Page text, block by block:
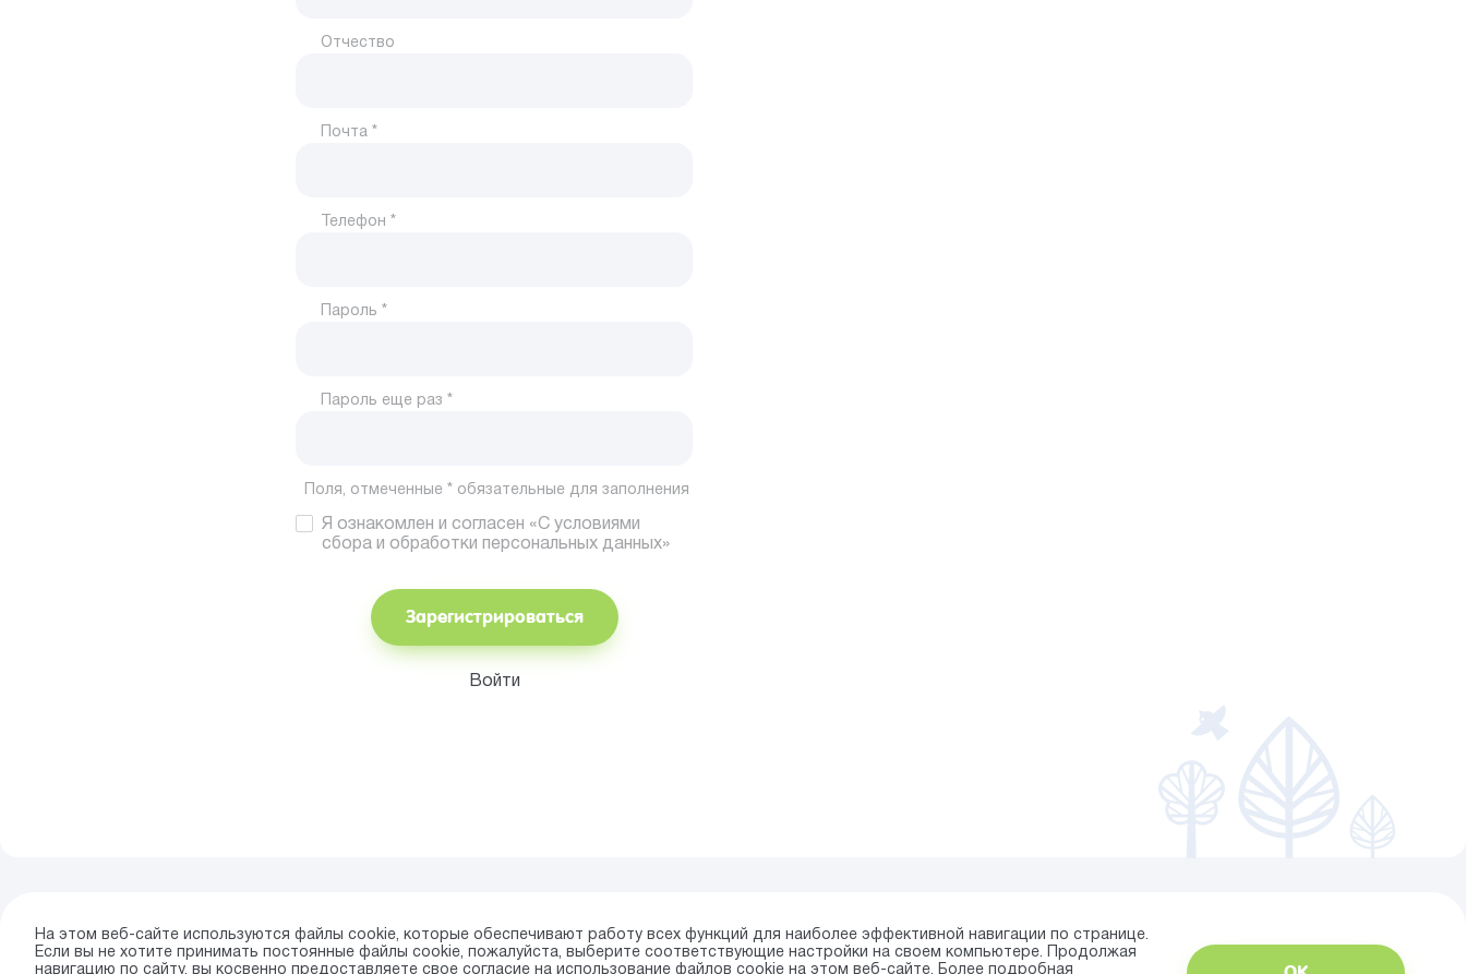
На этом веб-сайте используются файлы cookie, которые обеспечивают работу всех функций для наиболее эффективной навигации по странице.
Если вы не хотите принимать постоянные файлы cookie, пожалуйста, выберите соответствующие настройки на своем компьютере. Продолжая
навигацию по сайту, вы косвенно предоставляете свое согласие на использование файлов cookie на этом веб-сайте. Более подробная
Отчество
Почта *
Телефон *
Пароль *
Пароль еще раз *
Поля, отмеченные * обязательные для заполнения
Я ознакомлен и согласен «С условиями
сбора и обработки персональных данных»
Зарегистрироваться
Войти